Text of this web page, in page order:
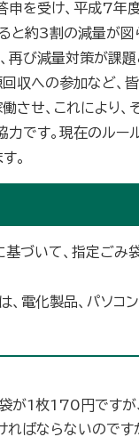
を受け、平成7年
約3割の減量が図
再び減量対策が課
収への参加など
させ、これにより
です。現在のル
。
づいて、指定ごみ
、電化製品、パソ
が1枚170円ですが
ければならないのです